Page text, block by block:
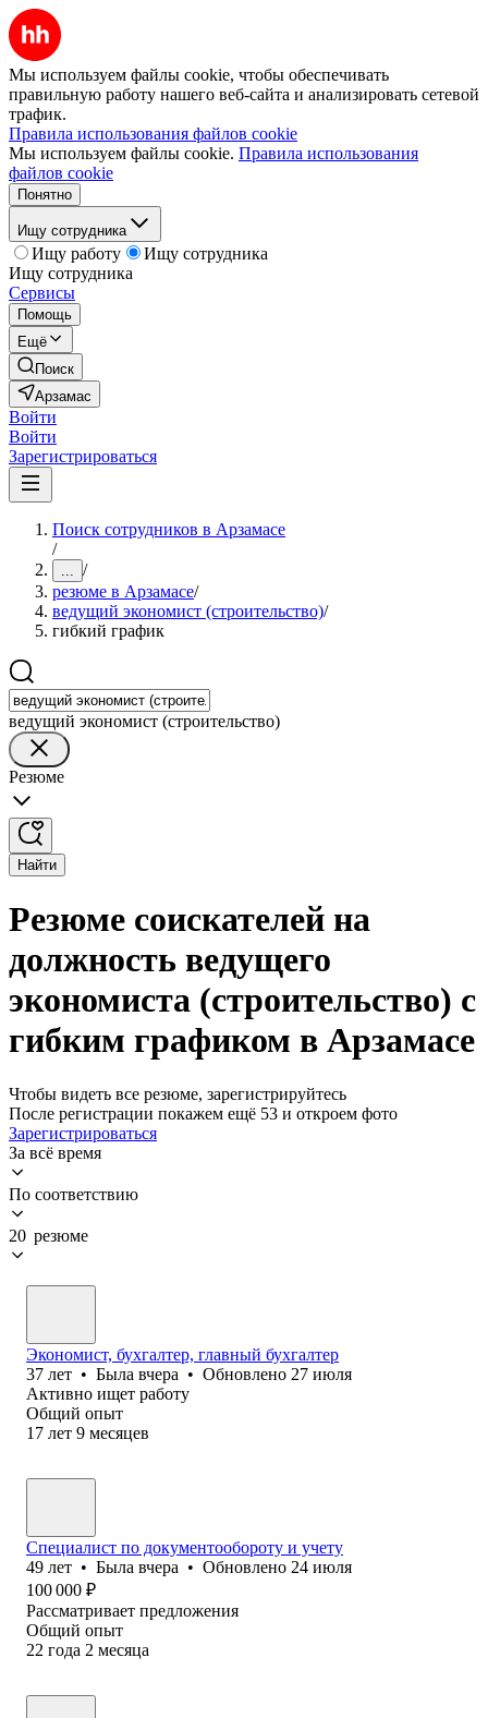
Мы используем файлы cookie, чтобы обеспечивать
правильную работу нашего веб-сайта и анализировать сетевой
трафик.
Правила использования файлов cookie
Мы используем файлы cookie. Правила использования
файлов cookie
Понятно
Ищу сотрудника
Ищу работу
Ищу сотрудника
Ищу сотрудника
Сервисы
Помощь
Ещё
Поиск
Арзамас
Войти
Войти
Зарегистрироваться
Поиск сотрудников в Арзамасе
/
... /
резюме в Арзамасе/
ведущий экономист (строительство)/
гибкий график
ведущий экономист (строительство)
Резюме
Найти
Резюме соискателей на
должность ведущего
экономиста (строительство) с
гибким графиком в Арзамасе
Чтобы видеть все резюме, зарегистрируйтесь
После регистрации покажем ещё 53 и откроем фото
Зарегистрироваться
За всё время
По соответствию
20 резюме
Экономист, бухгалтер, главный бухгалтер
37 лет • Была вчера • Обновлено 27 июля
Активно ищет работу
Общий опыт
17 лет 9 месяцев
Специалист по документообороту и учету
49 лет • Была вчера • Обновлено 24 июля
100 000 ₽
Рассматривает предложения
Общий опыт
22 года 2 месяца